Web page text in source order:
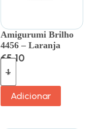
Amigurumi Brilho
4456 – Laranja
€5.10
Adicionar